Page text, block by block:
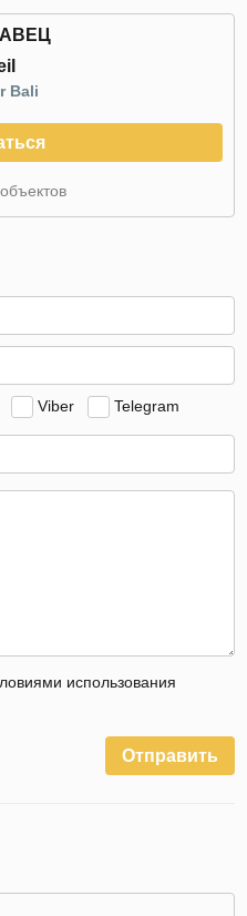
Bali
Viber Telegram
использования
Отправить